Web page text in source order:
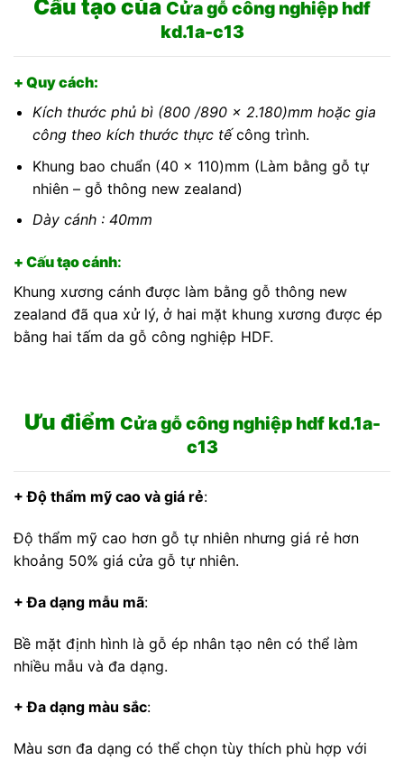
Cấu tạo của Cửa gỗ công nghiệp hdf
kd.1a-c13
+ Quy cách:
Kích thước phủ bì (800 /890 x 2.180)mm hoặc gia
công theo kích thước thực tếcông trình.
Khung bao chuẩn (40 x 110)mm (Làm bằng gỗ tự
nhiên – gỗ thông new zealand)
Dày cánh : 40mm
+ Cấu tạo cánh:
Khung xương cánh được làm bằng gỗ thông new
zealand đã qua xử lý, ở hai mặt khung xương được ép
bằng hai tấm da gỗ công nghiệp HDF.
Ưu điểm Cửa gỗ công nghiệp hdf kd.1a-
c13
+ Độ thẩm mỹ cao và giá rẻ:
Độ thẩm mỹ cao hơn gỗ tự nhiên nhưng giá rẻ hơn
khoảng 50% giá cửa gỗ tự nhiên.
+ Đa dạng mẫu mã:
Bề mặt định hình là gỗ ép nhân tạo nên có thể làm
nhiều mẫu và đa dạng.
+ Đa dạng màu sắc:
Màu sơn đa dạng có thể chọn tùy thích phù hợp với